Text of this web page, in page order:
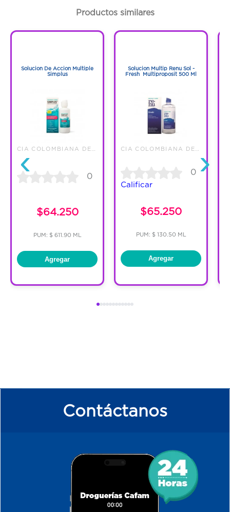
Productos similares
‹
Solucion De Accion Multiple
Simplus
0
$64.250
PUM: $ 611.90 ML
Agregar
Solucion Multip Renu Sol -
Fresh Multiproposit 500 Ml
0
Calificar
$65.250
PUM: $ 130.50 ML
Agregar
›
Contáctanos